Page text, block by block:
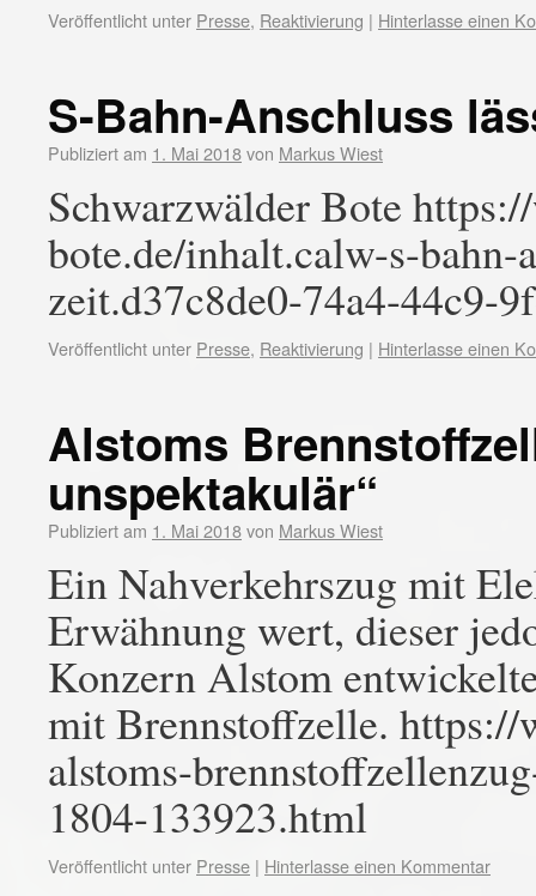
Veröffentlicht unter Presse, Reaktivierung | Hinterlasse einen
S-Bahn-Anschluss
Publiziert am 1. Mai 2018von Markus Wiest
Schwarzwälder Bote
bote.de/inhalt.calw-s-bahn-
zeit.d37c8de0-74a4-44c9-
Veröffentlicht unter Presse, Reaktivierung | Hinterlasse einen
Alstoms
unspektakulär“
Publiziert am 1. Mai 2018von Markus Wiest
Ein Nahverkehrszug mit
Erwähnung wert, dieser
Konzern Alstom
mit Brennstoffzelle.
alstoms-
1804-133923.html
Veröffentlicht unter Presse | Hinterlasse einen Kommentar